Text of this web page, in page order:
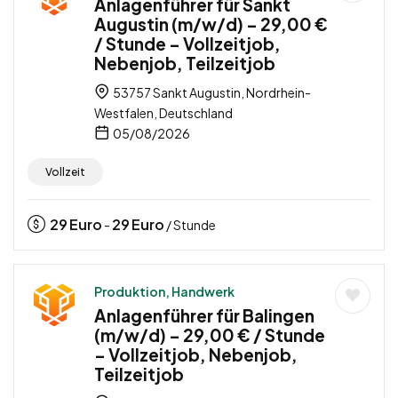
Augustin (m/w/d) – 29,00 €
/ Stunde – Vollzeitjob,
Nebenjob, Teilzeitjob
53757 Sankt Augustin, Nordrhein-
Westfalen, Deutschland
05/08/2026
Vollzeit
29Euro - 29Euro / Stunde
Produktion, Handwerk
Anlagenführer für Balingen
(m/w/d) – 29,00 € / Stunde
– Vollzeitjob, Nebenjob,
Teilzeitjob